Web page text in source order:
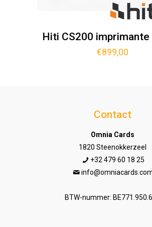
Hiti CS200 imprimante
€899,00
Contact
Omnia Cards
1820 Steenokkerzeel
+32 479 60 18 25
BTW-nummer: